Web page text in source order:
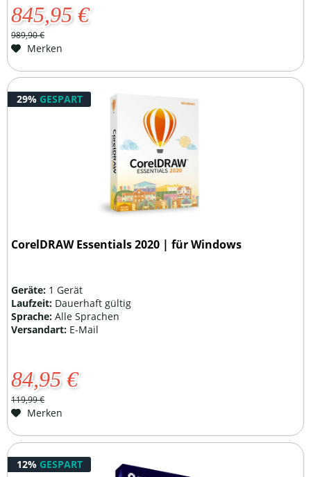
845,95 €
989,90 €
Merken
29% GESPART
CorelDRAW Essentials 2020 | für Windows
Geräte: 1 Gerät
Laufzeit: Dauerhaft gültig
Sprache:Alle Sprachen
Versandart: E-Mail
84,95 €
119,99 €
Merken
12% GESPART